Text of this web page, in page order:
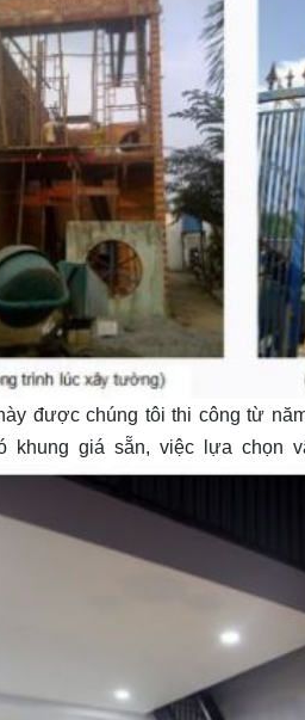
được chúng tôi thi công từ
khung giá sẵn, việc lựa chọn